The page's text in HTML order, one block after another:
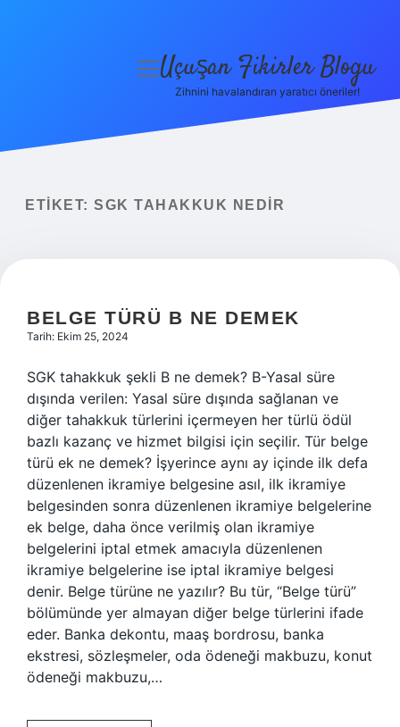
Yasal Uyarı
menüyü
Uçuşan Fikirler Blogu
Zihnini havalandıran yaratıcı öneriler!
ETIKET: SGK TAHAKKUK NEDIR
BELGE TÜRÜ B NE DEMEK
Tarih: Ekim 25, 2024
SGK tahakkuk şekli B ne demek? B-Yasal süre
dışında verilen: Yasal süre dışında sağlanan ve
diğer tahakkuk türlerini içermeyen her türlü ödül
bazlı kazanç ve hizmet bilgisi için seçilir. Tür belge
türü ek ne demek? İşyerince aynı ay içinde ilk defa
düzenlenen ikramiye belgesine asıl, ilk ikramiye
belgesinden sonra düzenlenen ikramiye belgelerine
ek belge, daha önce verilmiş olan ikramiye
belgelerini iptal etmek amacıyla düzenlenen
ikramiye belgelerine ise iptal ikramiye belgesi
denir. Belge türüne ne yazılır? Bu tür, “Belge türü”
bölümünde yer almayan diğer belge türlerini ifade
eder. Banka dekontu, maaş bordrosu, banka
ekstresi, sözleşmeler, oda ödeneği makbuzu, konut
ödeneği makbuzu,…